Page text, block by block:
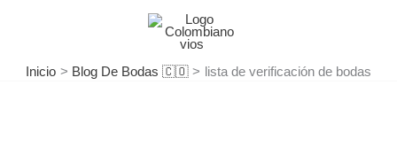
Inicio
Blog De Bodas 🇨🇴 lista de verificación de bodas